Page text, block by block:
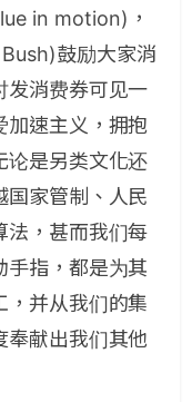
in motion)，
鼓励大家消
发消费券可见一
加速主义，拥抱
论是另类文化还
国家管制、人民
法，甚而我们每
手指，都是为其
，并从我们的集
献出我们其他